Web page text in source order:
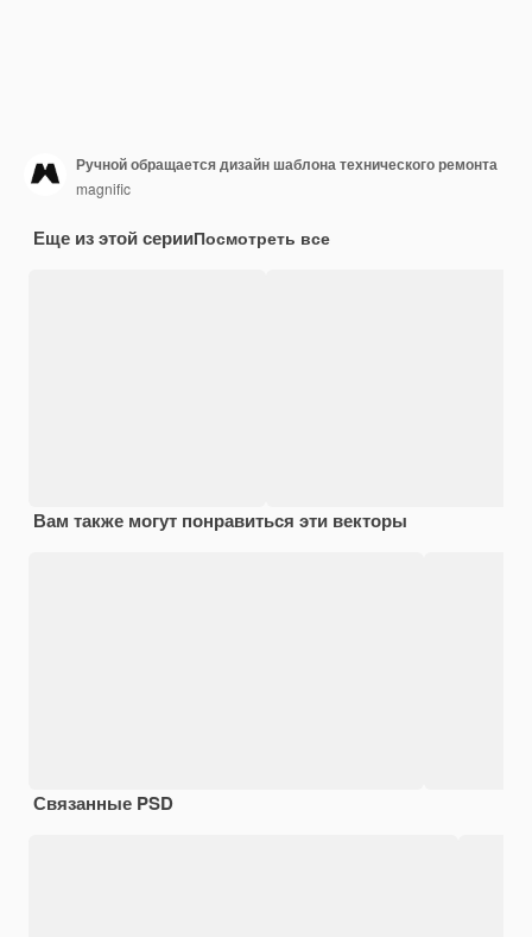
Ручной обращается дизайн шаблона технического ремонта
magnific
Еще из этой серииПосмотреть все
Вам также могут понравиться эти векторы
Связанные PSD